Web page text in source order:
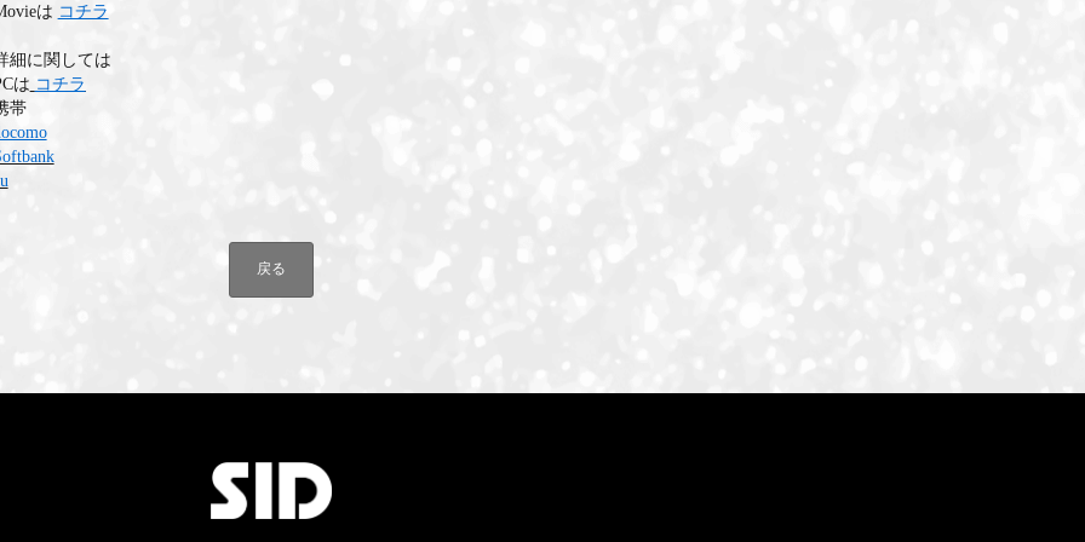
は コチラ
細に関しては
は コチラ
帯
戻る